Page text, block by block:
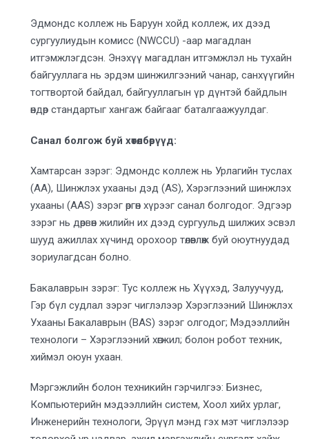
Эдмондс коллеж нь Баруун хойд коллеж, их дээд
сургуулиудын комисс (NWCCU) -аар магадлан
итгэмжлэгдсэн. Энэхүү магадлан итгэмжлэл нь тухайн
байгууллага нь эрдэм шинжилгээний чанар, санхүүгийн
тогтвортой байдал, байгууллагын үр дүнтэй байдлын
өндөр стандартыг хангаж байгааг баталгаажуулдаг.
Санал болгож буй хөтөлбөрүүд:
Хамтарсан зэрэг: Эдмондс коллеж нь Урлагийн туслах
(AA), Шинжлэх ухааны дэд (AS), Хэрэглээний шинжлэх
ухааны (AAS) зэрэг өргөн хүрээг санал болгодог. Эдгээр
зэрэг нь дөрвөн жилийн их дээд сургуульд шилжих эсвэл
шууд ажиллах хүчинд орохоор төлөвлөж буй оюутнуудад
зориулагдсан болно.
Бакалаврын зэрэг: Тус коллеж нь Хүүхэд, Залуучууд,
Гэр бүл судлал зэрэг чиглэлээр Хэрэглээний Шинжлэх
Ухааны Бакалаврын (BAS) зэрэг олгодог; Мэдээллийн
технологи – Хэрэглээний хөгжил; болон робот техник,
хиймэл оюун ухаан.
Мэргэжлийн болон техникийн гэрчилгээ: Бизнес,
Компьютерийн мэдээллийн систем, Хоол хийх урлаг,
Инженерийн технологи, Эрүүл мэнд гэх мэт чиглэлээр